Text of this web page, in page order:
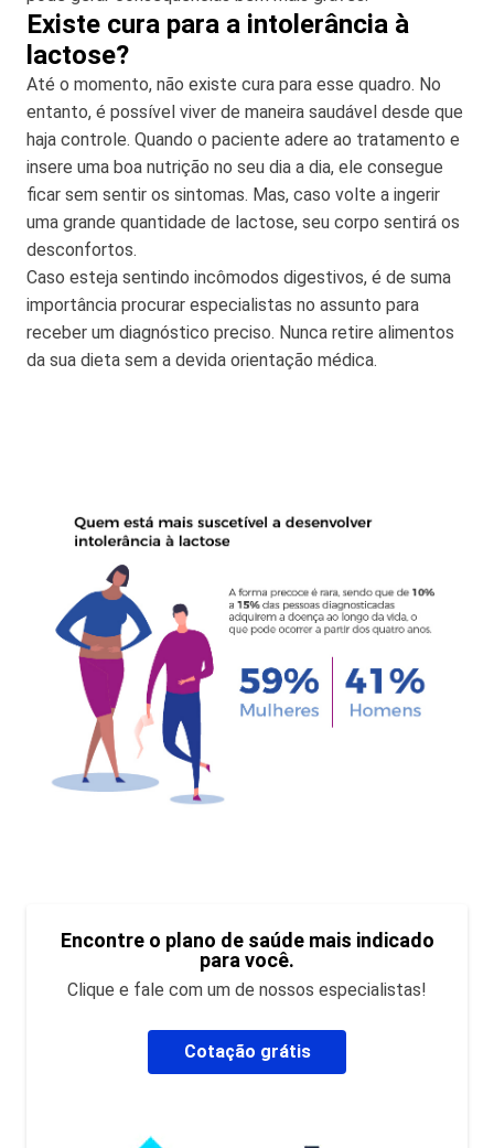
Existe cura para a intolerância à
lactose?
Até o momento, não existe cura para esse quadro. No
entanto, é possível viver de maneira saudável desde que
haja controle. Quando o paciente adere ao tratamento e
insere uma boa nutrição no seu dia a dia, ele consegue
ficar sem sentir os sintomas. Mas, caso volte a ingerir
uma grande quantidade de lactose, seu corpo sentirá os
desconfortos.
Caso esteja sentindo incômodos digestivos, é de suma
importância procurar especialistas no assunto para
receber um diagnóstico preciso. Nunca retire alimentos
da sua dieta sem a devida orientação médica.
Encontre o plano de saúde mais indicado
para você.
Clique e fale com um de nossos especialistas!
Cotação grátis